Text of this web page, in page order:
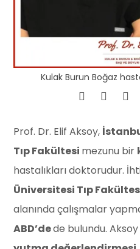
Kulak Burun Boğaz
Prof. Dr. Elif Aksoy,
Tıp Fakültesi mezunu bir
hastalıkları doktorudur.
Üniversitesi Tıp
alanında çalışmalar
ABD’dede bulundu.